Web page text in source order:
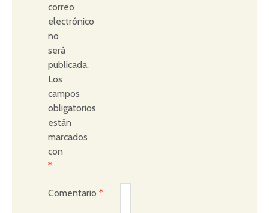
correo
electrónico
no
será
publicada.
Los
campos
obligatorios
están
marcados
con
*
Comentario *